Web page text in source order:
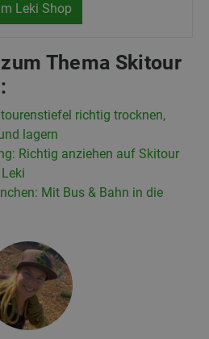
Leki Shop
Thema Skitour
richtig trocknen,
lagern
Richtig anziehen auf Skitour
Mit Bus & Bahn in die